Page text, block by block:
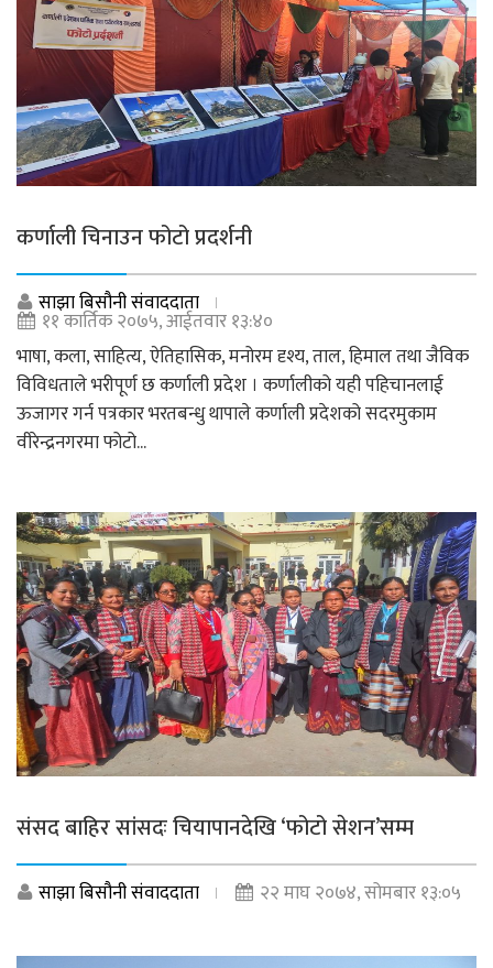
कर्णाली चिनाउन फोटो प्रदर्शनी
साझा बिसौनी संवाददाता
११ कार्तिक २०७५, आईतवार १३:४०
भाषा, कला, साहित्य, ऐतिहासिक, मनोरम दृश्य, ताल, हिमाल तथा जैविक
विविधताले भरीपूर्ण छ कर्णाली प्रदेश । कर्णालीको यही पहिचानलाई
ऊजागर गर्न पत्रकार भरतबन्धु थापाले कर्णाली प्रदेशको सदरमुकाम
वीरेन्द्रनगरमा फोटो...
संसद बाहिर सांसदः चियापानदेखि ‘फोटो सेशन’सम्म
साझा बिसौनी संवाददाता २२ माघ २०७४, सोमबार १३:०५